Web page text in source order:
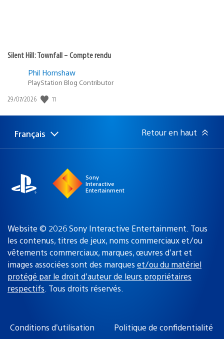
Silent Hill: Townfall – Compte rendu
Phil Hornshaw
PlayStation Blog Contributor
Date
publication
29/07/2026 11
Choisir
une
Région
actuelle
Français Retour en haut
Sony
Interactive
Entertainment
Website © 2026 Sony Interactive Entertainment. Tous
les contenus, titres de jeux, noms commerciaux et/ou
vêtements commerciaux, marques, œuvres d’art et
images associées sont des marques et/ou du matériel
protégé par le droit d’auteur de leurs propriétaires
respectifs. Tous droits réservés.
Conditions d’utilisation Politique de confidentialité